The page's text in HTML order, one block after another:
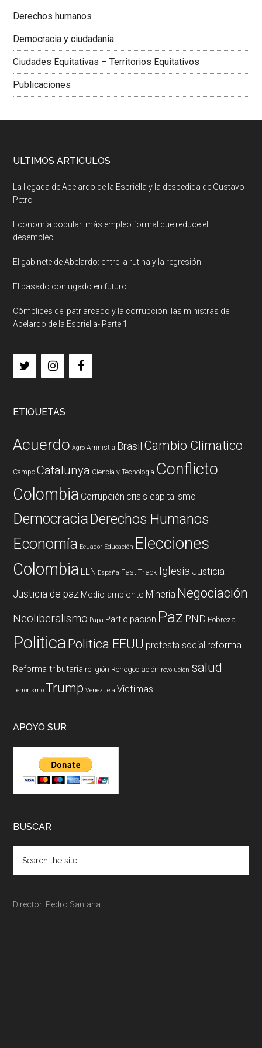
Derechos humanos
Democracia y ciudadania
Ciudades Equitativas – Territorios Equitativos
Publicaciones
ULTIMOS ARTICULOS
La llegada de Abelardo de la Espriella y la despedida de Gustavo
Petro
Economía popular: más empleo formal que reduce el
desempleo
El gabinete de Abelardo: entre la rutina y la regresión
El pasado conjugado en futuro
Cómplices del patriarcado y la corrupción: las ministras de
Abelardo de la Espriella- Parte 1
ETIQUETAS
Acuerdo Agro Amnistia Brasil Cambio Climatico
Campo Catalunya Ciencia y Tecnología Conflicto
Colombia Corrupción crisis capitalismo
DemocraciaDerechos Humanos
Economía Ecuador Educación Elecciones
Colombia ELN España Fast Track Iglesia Justicia
Justicia de paz Medio ambiente Mineria Negociación
Neoliberalismo Papa Participación Paz PND Pobreza
PoliticaPolitica EEUU protesta social reforma
Reforma tributaria religión Renegociación revolucion salud
Terrorismo Trump Venezuela Victimas
APOYO SUR
BUSCAR
Director: Pedro Santana